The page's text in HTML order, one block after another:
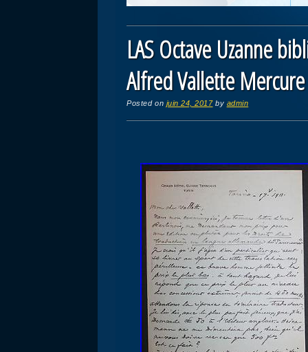
LAS Octave Uzanne
Alfred Vallette
Posted on juin 24, 2017 by admin